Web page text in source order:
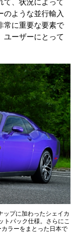
のような並行輸入
常に重要な要素で
ユーザーにとって
プに加わったシェイカ
トパック仕様。さらにこ
ラーをまとった日本で